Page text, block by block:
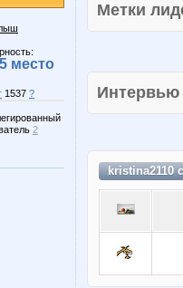
место
1537 ?
2
Метки
Интервью
kristina2110